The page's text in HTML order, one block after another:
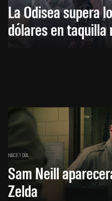
La Odisea supera
dólares en taquilla
HACE 1 DÍA
Sam Neill
Zelda